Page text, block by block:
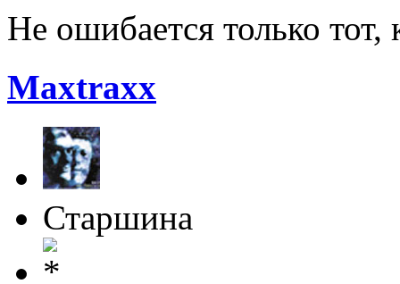
Не ошибается только тот,
Maxtraxx
Старшина